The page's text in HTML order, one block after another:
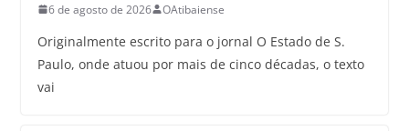
6 de agosto de 2026 OAtibaiense
Originalmente escrito para o jornal O Estado de S.
Paulo, onde atuou por mais de cinco décadas, o texto
vai